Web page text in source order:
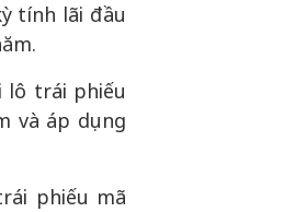
tính lãi đầu
lô trái phiếu
và áp dụng
phiếu mã